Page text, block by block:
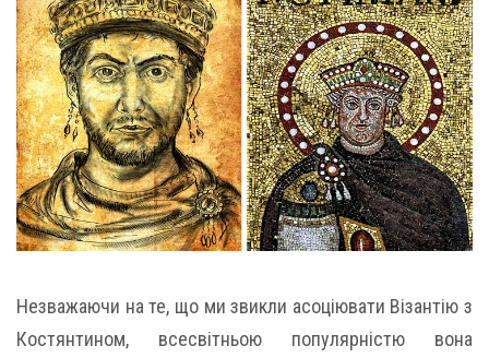
Незважаючи на те, що ми звикли асоціювати Візантію з
Костянтином, всесвітньою популярністю вона